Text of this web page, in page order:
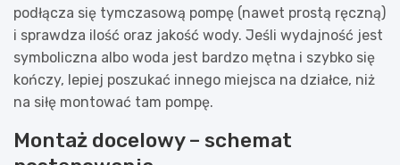
podłącza się tymczasową pompę (nawet prostą ręczną)
i sprawdza ilość oraz jakość wody. Jeśli wydajność jest
symboliczna albo woda jest bardzo mętna i szybko się
kończy, lepiej poszukać innego miejsca na działce, niż
na siłę montować tam pompę.
Montaż docelowy – schemat